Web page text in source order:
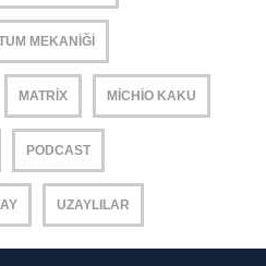
MEKANIĞI
MATRIX MICHIO KAKU
PODCAST
UZAYLILAR